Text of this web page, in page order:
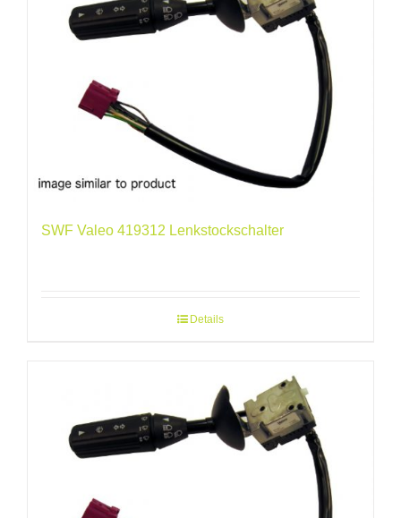
SWF Valeo 419312 Lenkstockschalter
Details